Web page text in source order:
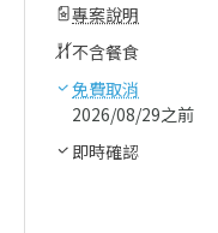
專案說明
不含餐食
免費取消
2026/08/29之前
即時確認